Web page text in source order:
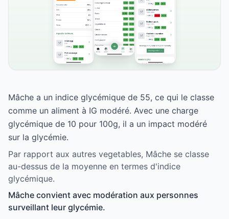
Mâche a un indice glycémique de 55, ce qui le classe
comme un aliment à IG modéré. Avec une charge
glycémique de 10 pour 100g, il a un impact modéré
sur la glycémie.
Par rapport aux autres vegetables, Mâche se classe
au-dessus de la moyenne en termes d'indice
glycémique.
Mâche convient avec modération aux personnes
surveillant leur glycémie.